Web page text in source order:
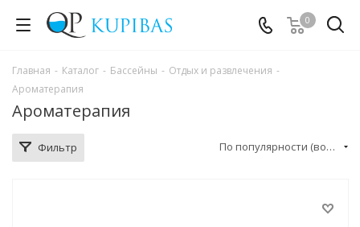
0
Главная - Каталог - Бассейны - Отдых и развлечения -
Ароматерапия
Ароматерапия
Фильтр По популярности (возрастание)